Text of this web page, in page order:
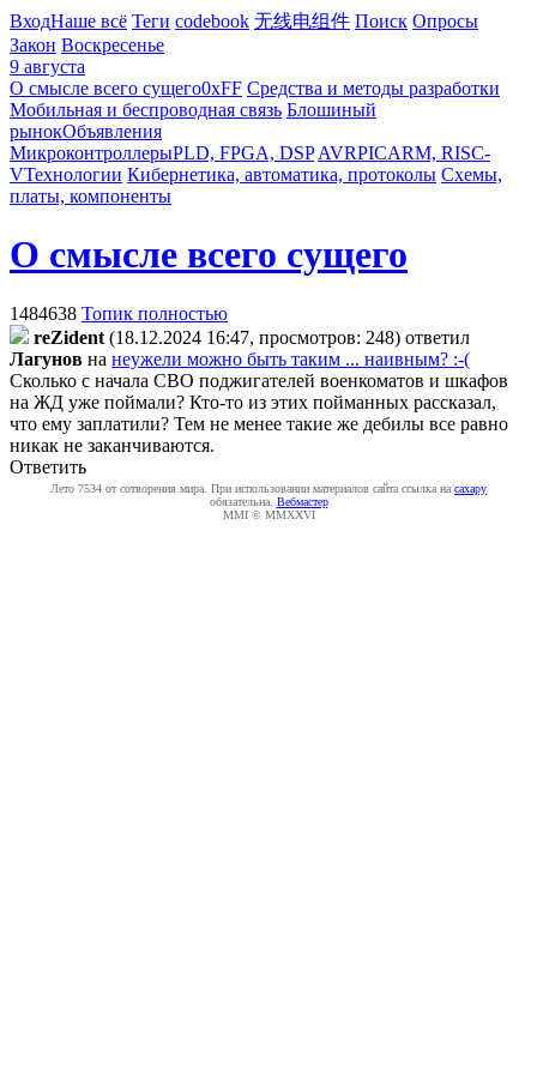
ВходНаше всё Теги codebook 无线电组件 Поиск Опросы
Закон Воскресенье
9 августа
О смысле всего сущего0xFF Средства и методы разработки
Мобильная и беспроводная связь Блошиный
рынокОбъявления
МикроконтроллерыPLD, FPGA, DSP AVRPICARM, RISC-
VТехнологии Кибернетика, автоматика, протоколы Схемы,
платы, компоненты
О смысле всего сущего
1484638 Топик полностью
reZident (18.12.2024 16:47, просмотров: 248) ответил
Лaгyнoв на неужели можно быть таким ... наивным? :-(
Сколько с начала СВО поджигателей военкоматов и шкафов
на ЖД уже поймали? Кто-то из этих пойманных рассказал,
что ему заплатили? Тем не менее такие же дебилы все равно
никак не заканчиваются.
Ответить
Лето 7534 от сотворения мира. При использовании материалов сайта ссылка на caxapу
обязательна. Вебмастер
MMI © MMXXVI